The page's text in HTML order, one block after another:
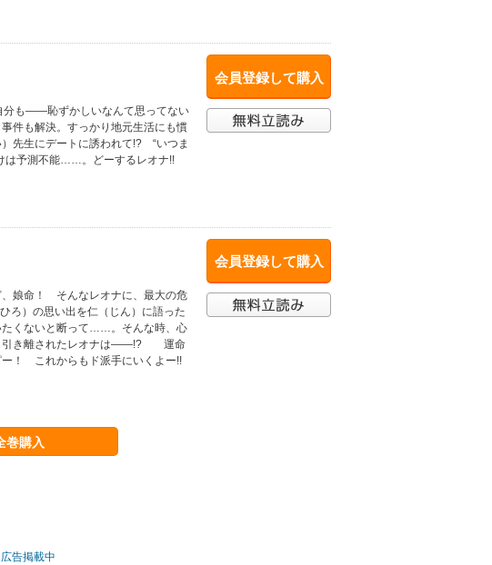
会員登録して購入
分も――恥ずかしいなんて思ってない
件も解決。すっかり地元生活にも慣
先生にデートに誘われて!? “いつま
は予測不能……。どーするレオナ!!
会員登録して購入
娘命！ そんなレオナに、最大の危
ろ）の思い出を仁（じん）に語った
たくないと断って……。そんな時、心
と引き離されたレオナは――!? 運命
！ これからもド派手にいくよー!!
巻購入
広告掲載中